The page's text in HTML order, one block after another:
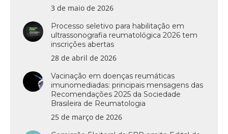
3 de maio de 2026
Processo seletivo para habilitação em
ultrassonografia reumatológica 2026 tem
inscrições abertas
28 de abril de 2026
Vacinação em doenças reumáticas
imunomediadas: principais mensagens das
Recomendações 2025 da Sociedade
Brasileira de Reumatologia
25 de março de 2026